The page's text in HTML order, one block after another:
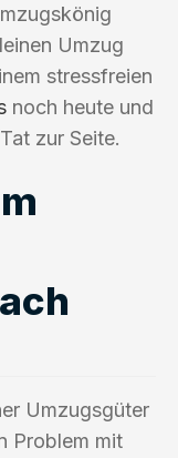
Umzug
stressfreien
noch heute und
zur Seite.
Umzugsgüter
Problem mit